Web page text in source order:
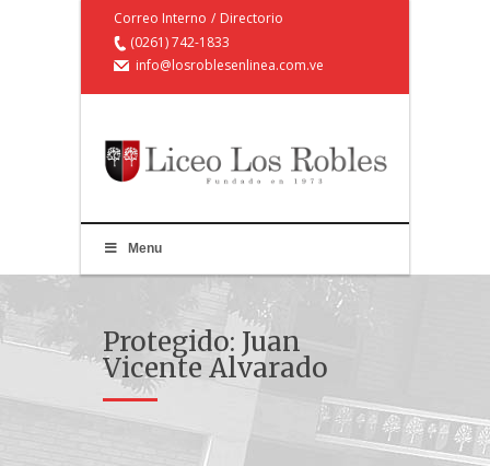
Correo Interno / Directorio
(0261) 742-1833
info@losroblesenlinea.com.ve
Menu
Protegido: Juan
Vicente Alvarado